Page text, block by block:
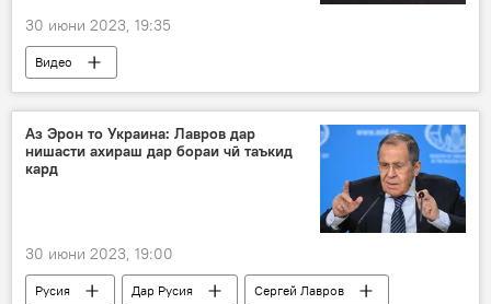
30 июни 2023, 19:35
Видео
Амалиёти вижаи Русия барои ҳимояи Донбасс: охирин хабарҳо
вазорати мудофиа
Амният ва мудофиа
зарба амалиёт
Аз Эрон то Украина: Лавров дар
нишасти ахираш дар бораи чӣ таъкид
кард
30 июни 2023, 19:00
Русия Дар Русия
Сергей Лавров